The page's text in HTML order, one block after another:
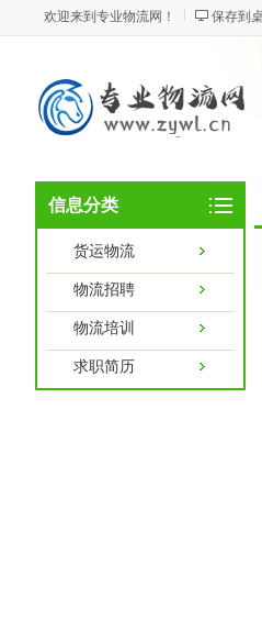
欢迎来到专业物流网！ 保存到
信息分类
货运物流
物流招聘
物流培训
求职简历